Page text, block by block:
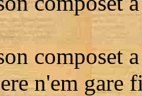
composet
n'em gare